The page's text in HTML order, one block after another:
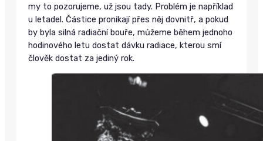
my to pozorujeme, už jsou tady. Problém je například
u letadel. Částice pronikají přes něj dovnitř, a pokud
by byla silná radiační bouře, můžeme během jednoho
hodinového letu dostat dávku radiace, kterou smí
člověk dostat za jediný rok.